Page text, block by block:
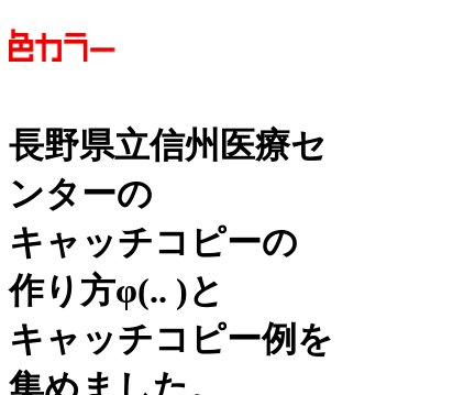
長野県立信州医療セ
ンターの
キャッチコピーの
作り方φ(.. )と
キャッチコピー例を